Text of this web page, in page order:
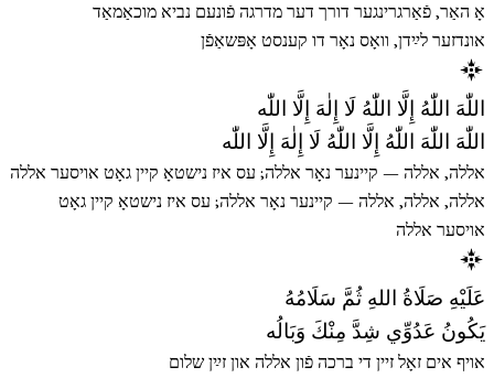
אָ האַר, פֿאַרגרינגער דורך דער מדרגה פֿונעם נביא מוכאַמאַד
אונדזער לײַדן, וואָס נאָר דו קענסט אָפּשאַפֿן
اللّٰهَ اللّٰهُ إِلَّا اللّٰهُ لَا إِلٰهَ إِلَّا اللّٰه
اللّٰهَ اللّٰهَ اللّٰهُ إِلَّا اللّٰهُ لَا إِلٰهَ إِلَّا اللّٰه
אללה, אללה — קיינער נאָר אללה; עס איז נישטאָ קיין גאָט אויסער אללה
אללה, אללה, אללה — קיינער נאָר אללה; עס איז נישטאָ קיין גאָט
אויסער אללה
عَلَيْهِ صَلَاةُ اللهِ ثُمَّ سَلَامُهُ
يَكُونُ عَدُوِّي شِدَّ مِنْكَ وَبَالُه
אויף אים זאָל זיין די ברכה פֿון אללה און זײַן שלום